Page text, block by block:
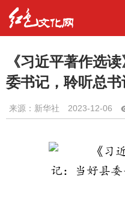
《习近平著作选
委书记，聆听总
来源：新华社 2023-12-06